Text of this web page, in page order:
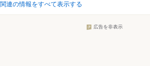
関連の情報をすべて表示する
広告を非表示